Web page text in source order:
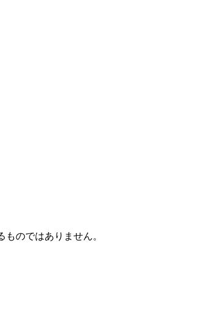
のではありません。